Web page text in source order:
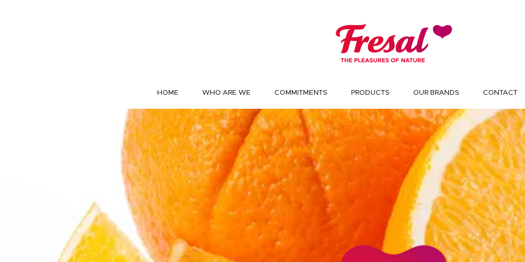
HOME WHO ARE WE COMMITMENTS PRODUCTS OUR BRANDS CONTACT